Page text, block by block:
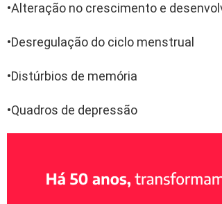
•Alteração no crescimento e
•Desregulação do ciclo menstrual
•Distúrbios de memória
•Quadros de depressão